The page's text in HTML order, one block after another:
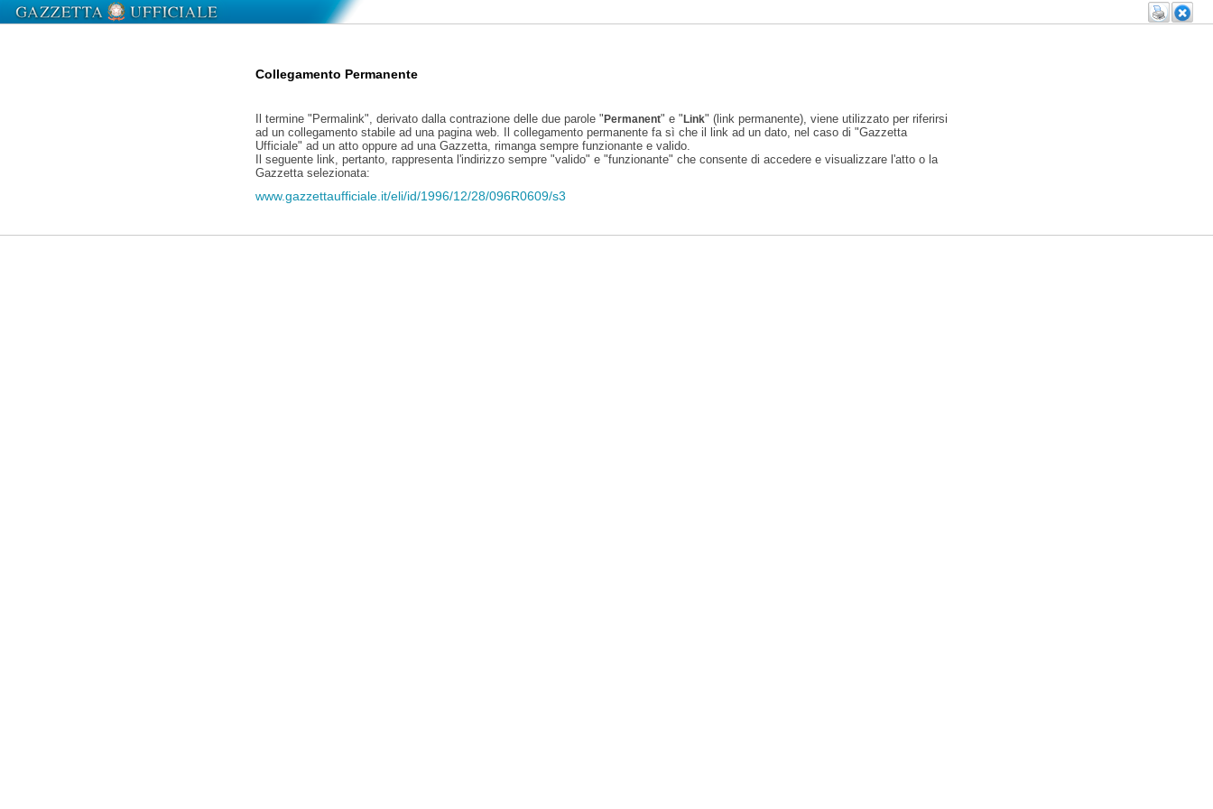
Collegamento Permanente
Il termine "Permalink", derivato dalla contrazione delle due parole "Permanent" e "Link" (link permanente), viene utilizzato per riferirsi
ad un collegamento stabile ad una pagina web. Il collegamento permanente fa sì che il link ad un dato, nel caso di "Gazzetta
Ufficiale" ad un atto oppure ad una Gazzetta, rimanga sempre funzionante e valido.
Il seguente link, pertanto, rappresenta l'indirizzo sempre "valido" e "funzionante" che consente di accedere e visualizzare l'atto o la
Gazzetta selezionata:
www.gazzettaufficiale.it/eli/id/1996/12/28/096R0609/s3